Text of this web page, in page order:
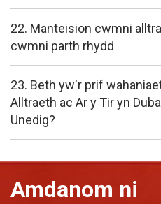
22. Manteision cwmni
cwmni parth rhydd
23. Beth yw'r prif
Alltraeth ac Ar y Tir yn
Unedig?
Amdanom ni